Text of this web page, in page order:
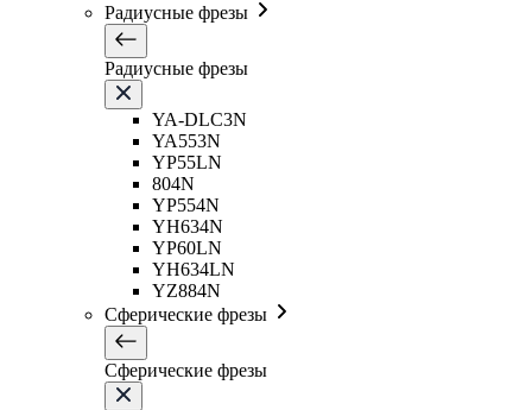
Радиусные фрезы
Радиусные фрезы
YA-DLC3N
YA553N
YP55LN
804N
YP554N
YH634N
YP60LN
YH634LN
YZ884N
Сферические фрезы
Сферические фрезы